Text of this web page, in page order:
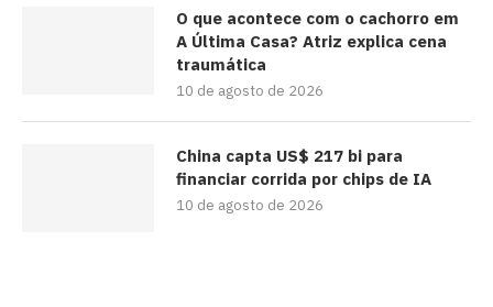
O que acontece com o cachorro em
A Última Casa? Atriz explica cena
traumática
10 de agosto de 2026
China capta US$ 217 bi para
financiar corrida por chips de IA
10 de agosto de 2026